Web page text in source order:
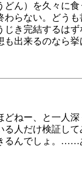
ん）を久々に食
らない。どう
き完結するはず
出来るのなら挙
ねー、と一人
人だけ検証し
んでしょ。